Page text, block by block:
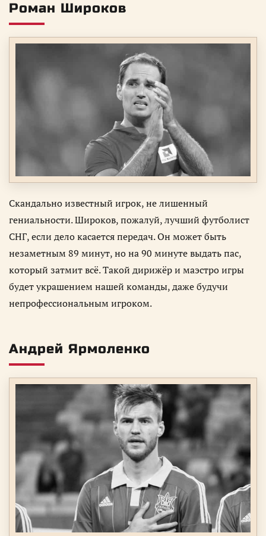
Роман Широков
Скандально известный игрок, не лишенный
гениальности. Широков, пожалуй, лучший футболист
СНГ, если дело касается передач. Он может быть
незаметным 89 минут, но на 90 минуте выдать пас,
который затмит всё. Такой дирижёр и маэстро игры
будет украшением нашей команды, даже будучи
непрофессиональным игроком.
Андрей Ярмоленко